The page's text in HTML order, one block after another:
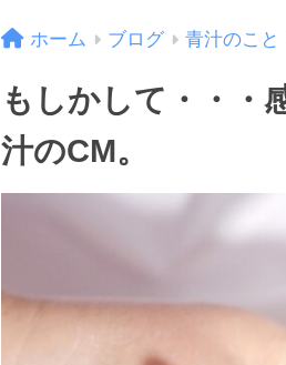
ホーム ブログ 青汁のこと
もしかして・・・
汁のCM。